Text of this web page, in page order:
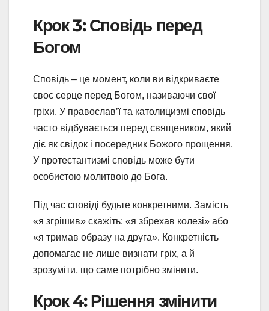
Крок 3: Сповідь перед
Богом
Сповідь – це момент, коли ви відкриваєте
своє серце перед Богом, називаючи свої
гріхи. У православ’ї та католицизмі сповідь
часто відбувається перед священиком, який
діє як свідок і посередник Божого прощення.
У протестантизмі сповідь може бути
особистою молитвою до Бога.
Під час сповіді будьте конкретними. Замість
«я згрішив» скажіть: «я збрехав колезі» або
«я тримав образу на друга». Конкретність
допомагає не лише визнати гріх, а й
зрозуміти, що саме потрібно змінити.
Крок 4: Рішення змінити